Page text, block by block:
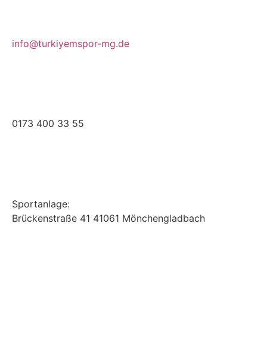
info@turkiyemspor-mg.de
0173 400 33 55
Sportanlage:
Brückenstraße 41 41061 Mönchengladbach